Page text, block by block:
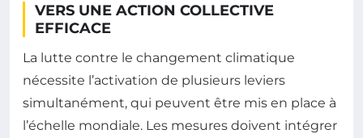
VERS UNE ACTION COLLECTIVE
EFFICACE
La lutte contre le changement climatique
nécessite l’activation de plusieurs leviers
simultanément, qui peuvent être mis en place à
l’échelle mondiale. Les mesures doivent intégrer